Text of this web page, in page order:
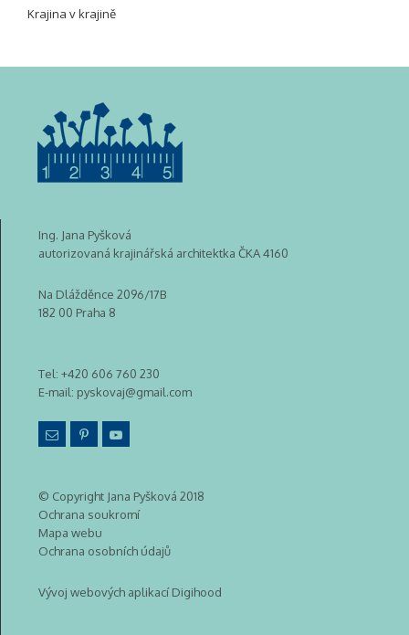
Krajina v krajině
Ing. Jana Pyšková
autorizovaná krajinářská architektka ČKA 4160
Na Dlážděnce 2096/17B
182 00 Praha 8
Tel: +420 606 760 230
E-mail: pyskovaj@gmail.com
© Copyright Jana Pyšková 2018
Ochrana soukromí
Mapa webu
Ochrana osobních údajů
Vývoj webových aplikací Digihood